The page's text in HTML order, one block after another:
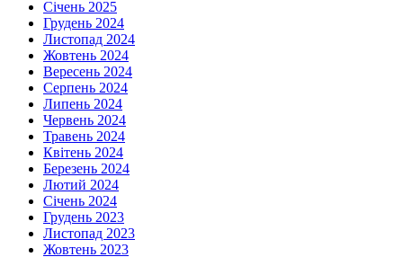
Січень 2025
Грудень 2024
Листопад 2024
Жовтень 2024
Вересень 2024
Серпень 2024
Липень 2024
Червень 2024
Травень 2024
Квітень 2024
Березень 2024
Лютий 2024
Січень 2024
Грудень 2023
Листопад 2023
Жовтень 2023